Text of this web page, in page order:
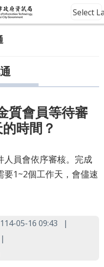
Select
質會員等待審
時間？
人員會依序審核。完成
1~2個工作天，會儘速
05-16 09:43